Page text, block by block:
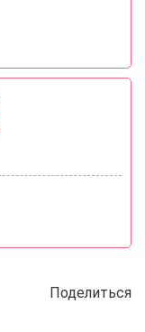
Поделиться